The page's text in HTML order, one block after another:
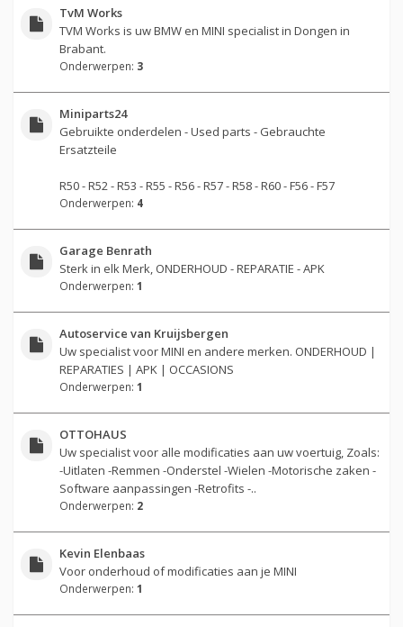
TvM Works
TVM Works is uw BMW en MINI specialist in Dongen in
Brabant.
Onderwerpen: 3
Miniparts24
Gebruikte onderdelen - Used parts - Gebrauchte
Ersatzteile
R50 - R52 - R53 - R55 - R56 - R57 - R58 - R60 - F56 - F57
Onderwerpen: 4
Garage Benrath
Sterk in elk Merk, ONDERHOUD - REPARATIE - APK
Onderwerpen: 1
Autoservice van Kruijsbergen
Uw specialist voor MINI en andere merken. ONDERHOUD |
REPARATIES | APK | OCCASIONS
Onderwerpen: 1
OTTOHAUS
Uw specialist voor alle modificaties aan uw voertuig, Zoals:
-Uitlaten -Remmen -Onderstel -Wielen -Motorische zaken -
Software aanpassingen -Retrofits -..
Onderwerpen: 2
Kevin Elenbaas
Voor onderhoud of modificaties aan je MINI
Onderwerpen: 1